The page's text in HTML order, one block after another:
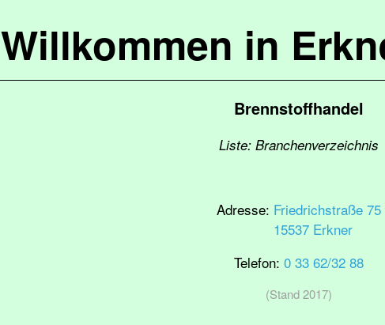
Willkommen in
Brennstoffhandel
Liste: Branchenverzeichnis
Adresse: Friedrichstraße 75
15537 Erkner
Telefon: 0 33 62/32 88
(Stand 2017)